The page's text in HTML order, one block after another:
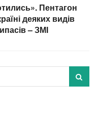
Пентагон
деяких видів
– ЗМІ